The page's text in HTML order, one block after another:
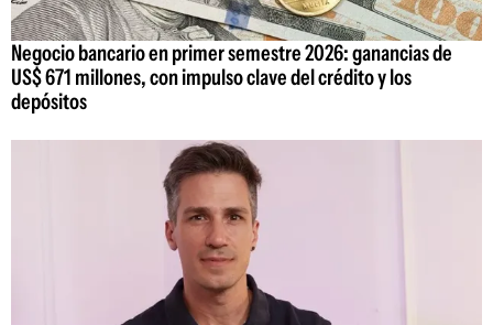
Negocio bancario en primer semestre 2026: ganancias de
US$ 671 millones, con impulso clave del crédito y los
depósitos